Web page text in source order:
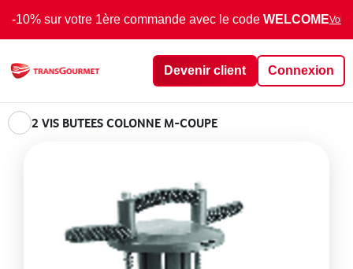
-10% sur votre 1ère commande avec le code WELCOMEVoir
Devenir client Connexion
2 VIS BUTEES COLONNE M-COUPE